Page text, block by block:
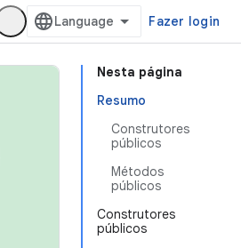
Fazer login
Nesta página
Resumo
Construtores
públicos
Métodos
públicos
Construtores
públicos